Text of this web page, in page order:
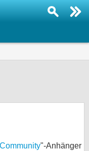
Community"-Anhänger